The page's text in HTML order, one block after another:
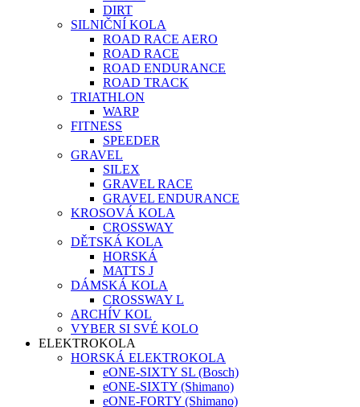
DIRT
SILNIČNÍ KOLA
ROAD RACE AERO
ROAD RACE
ROAD ENDURANCE
ROAD TRACK
TRIATHLON
WARP
FITNESS
SPEEDER
GRAVEL
SILEX
GRAVEL RACE
GRAVEL ENDURANCE
KROSOVÁ KOLA
CROSSWAY
DĚTSKÁ KOLA
HORSKÁ
MATTS J
DÁMSKÁ KOLA
CROSSWAY L
ARCHÍV KOL
VYBER SI SVÉ KOLO
ELEKTROKOLA
HORSKÁ ELEKTROKOLA
eONE-SIXTY SL (Bosch)
eONE-SIXTY (Shimano)
eONE-FORTY (Shimano)